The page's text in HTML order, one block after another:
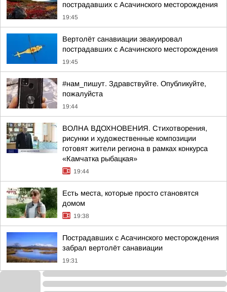
пострадавших с Асачинского месторождения
19:45
Вертолёт санавиации эвакуировал
пострадавших с Асачинского месторождения
19:45
#нам_пишут. Здравствуйте. Опубликуйте,
пожалуйста
19:44
ВОЛНА ВДОХНОВЕНИЯ. Стихотворения,
рисунки и художественные композиции
готовят жители региона в рамках конкурса
«Камчатка рыбацкая»
19:44
Есть места, которые просто становятся
домом
19:38
Пострадавших с Асачинского месторождения
забрал вертолёт санавиации
19:31